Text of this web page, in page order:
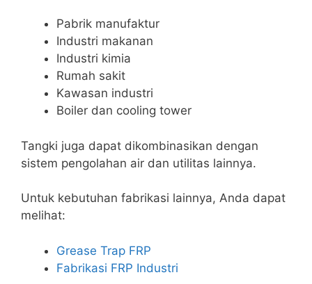
Pabrik manufaktur
Industri makanan
Industri kimia
Rumah sakit
Kawasan industri
Boiler dan cooling tower
Tangki juga dapat dikombinasikan dengan
sistem pengolahan air dan utilitas lainnya.
Untuk kebutuhan fabrikasi lainnya, Anda dapat
melihat:
Grease Trap FRP
Fabrikasi FRP Industri